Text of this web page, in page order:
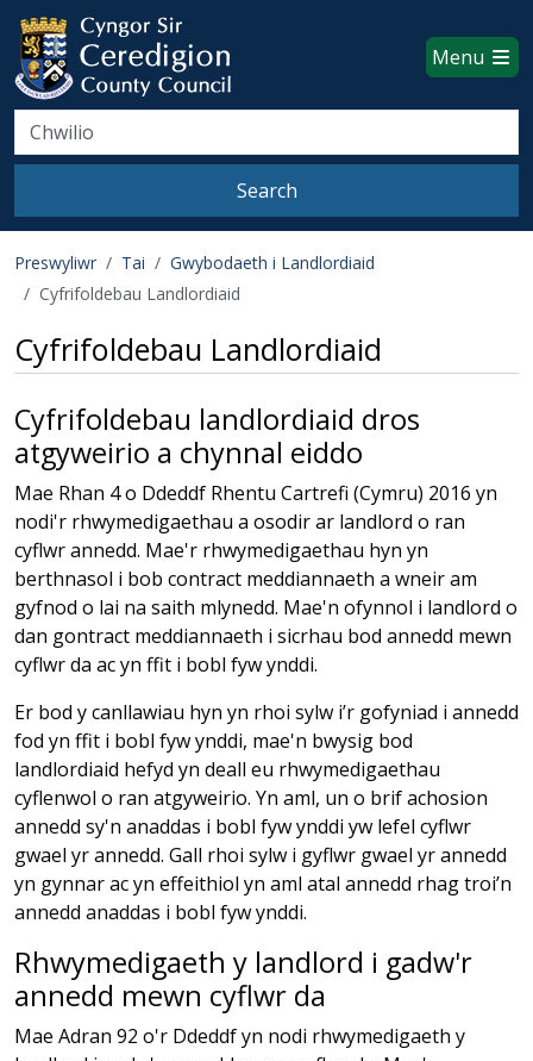
Skip to main content
Ceredigion County Council
Menu
Search
Search
Preswyliwr Tai
Gwybodaeth i Landlordiaid
Cyfrifoldebau Landlordiaid
Cyfrifoldebau Landlordiaid
Cyfrifoldebau landlordiaid dros
atgyweirio a chynnal eiddo
Mae Rhan 4 o Ddeddf Rhentu Cartrefi (Cymru) 2016 yn
nodi'r rhwymedigaethau a osodir ar landlord o ran
cyflwr annedd. Mae'r rhwymedigaethau hyn yn
berthnasol i bob contract meddiannaeth a wneir am
gyfnod o lai na saith mlynedd. Mae'n ofynnol i landlord o
dan gontract meddiannaeth i sicrhau bod annedd mewn
cyflwr da ac yn ffit i bobl fyw ynddi.
Er bod y canllawiau hyn yn rhoi sylw i’r gofyniad i annedd
fod yn ffit i bobl fyw ynddi, mae'n bwysig bod
landlordiaid hefyd yn deall eu rhwymedigaethau
cyflenwol o ran atgyweirio. Yn aml, un o brif achosion
annedd sy'n anaddas i bobl fyw ynddi yw lefel cyflwr
gwael yr annedd. Gall rhoi sylw i gyflwr gwael yr annedd
yn gynnar ac yn effeithiol yn aml atal annedd rhag troi’n
annedd anaddas i bobl fyw ynddi.
Rhwymedigaeth y landlord i gadw'r
annedd mewn cyflwr da
Mae Adran 92 o'r Ddeddf yn nodi rhwymedigaeth y